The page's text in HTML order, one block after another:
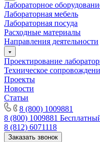
Лабораторное
Лабораторная мебель
Лабораторная посуда
Расходные материалы
Направления деятельности
Проектирование
Техническое
Проекты
Новости
Статьи
8 (800) 1009881
8 (800) 1009881
8 (812) 6071118
Заказать звонок